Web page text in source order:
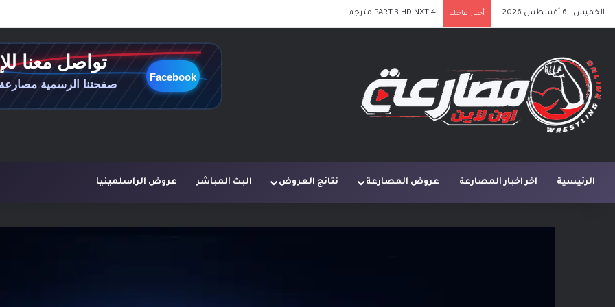
الخميس , 6 أغسطس 2026 أخبار عاجلة PART 3 HD NXT 4 مترجم
الرئيسية اخر اخبار المصارعة عروض المصارعة نتائج العروض البث المباشر عروض الراسلمينيا